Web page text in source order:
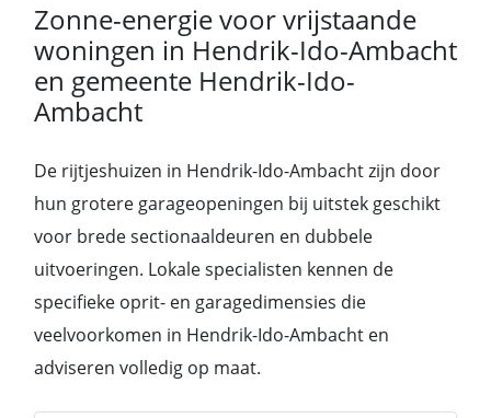
Zonne-energie voor vrijstaande
woningen in Hendrik-Ido-Ambacht
en gemeente Hendrik-Ido-
Ambacht
De rijtjeshuizen in Hendrik-Ido-Ambacht zijn door
hun grotere garageopeningen bij uitstek geschikt
voor brede sectionaaldeuren en dubbele
uitvoeringen. Lokale specialisten kennen de
specifieke oprit- en garagedimensies die
veelvoorkomen in Hendrik-Ido-Ambacht en
adviseren volledig op maat.